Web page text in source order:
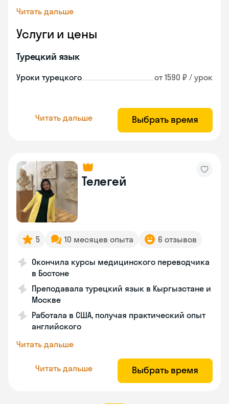
Читать дальше
Услуги и цены
Турецкий язык
Уроки турецкого от 1590 ₽ / урок
Читать дальше Выбрать время
Телегей
5 10 месяцев опыта 6 отзывов
Окончила курсы медицинского переводчика
в Бостоне
Преподавала турецкий язык в Кыргызстане и
Москве
Работала в США, получая практический опыт
английского
Читать дальше
Читать дальше Выбрать время